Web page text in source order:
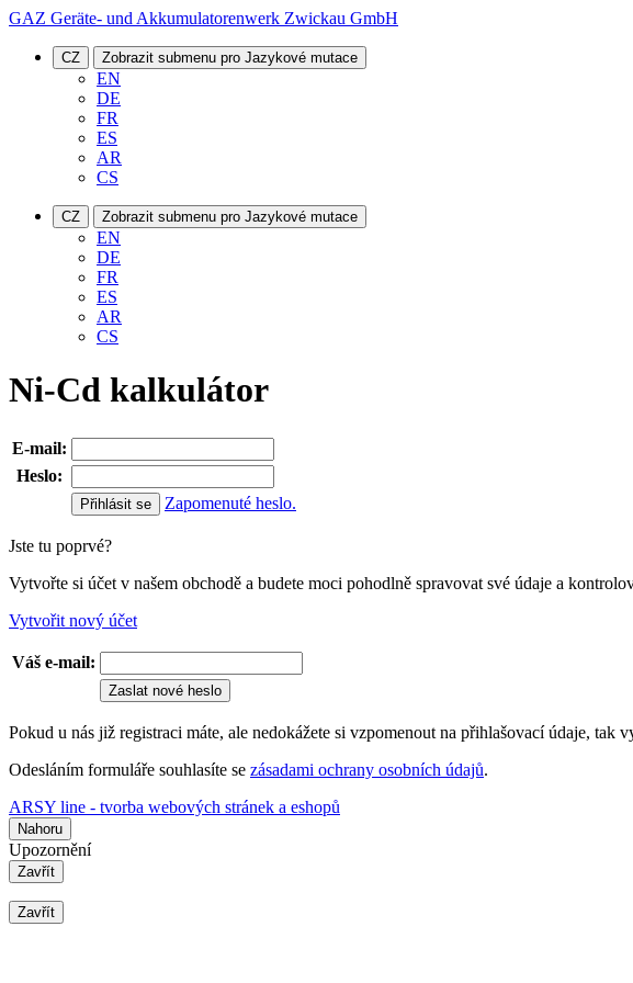
GAZ Geräte- und Akkumulatorenwerk Zwickau GmbH
CZ Zobrazit submenu pro Jazykové mutace
EN
DE
FR
ES
AR
CS
CZ Zobrazit submenu pro Jazykové mutace
EN
DE
FR
ES
AR
CS
Ni-Cd kalkulátor
E-mail:
Heslo:
Zapomenuté heslo.
Jste tu poprvé?
Vytvořte si účet v našem obchodě a budete moci pohodlně spravovat své údaje a
Vytvořit nový účet
Váš e-mail:
Zaslat nové heslo
Pokud u nás již registraci máte, ale nedokážete si vzpomenout na přihlašovací údaje,
Odesláním formuláře souhlasíte se zásadami ochrany osobních údajů.
ARSY line - tvorba webových stránek a eshopů
Nahoru
Upozornění
Zavřít
Zavřít